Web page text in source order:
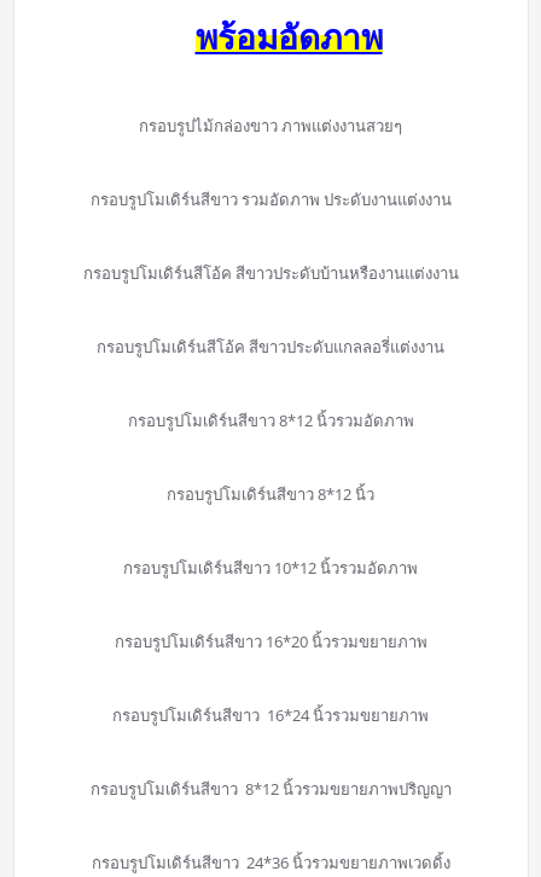
พร้อมอัดภาพ
กรอบรูปไม้กล่องขาว ภาพแต่งงานสวยๆ
กรอบรูปโมเดิร์นสีขาว รวมอัดภาพ ประดับงานแต่งงาน
กรอบรูปโมเดิร์นสีโอ้ค สีขาวประดับบ้านหรืองานแต่งงาน
กรอบรูปโมเดิร์นสีโอ้ค สีขาวประดับแกลลอรี่แต่งงาน
กรอบรูปโมเดิร์นสีขาว 8*12 นิ้วรวมอัดภาพ
กรอบรูปโมเดิร์นสีขาว 8*12 นิ้ว
กรอบรูปโมเดิร์นสีขาว 10*12 นิ้วรวมอัดภาพ
กรอบรูปโมเดิร์นสีขาว 16*20 นิ้วรวมขยายภาพ
กรอบรูปโมเดิร์นสีขาว 16*24 นิ้วรวมขยายภาพ
กรอบรูปโมเดิร์นสีขาว 8*12 นิ้วรวมขยายภาพปริญญา
กรอบรูปโมเดิร์นสีขาว 24*36 นิ้วรวมขยายภาพเวดดิ้ง